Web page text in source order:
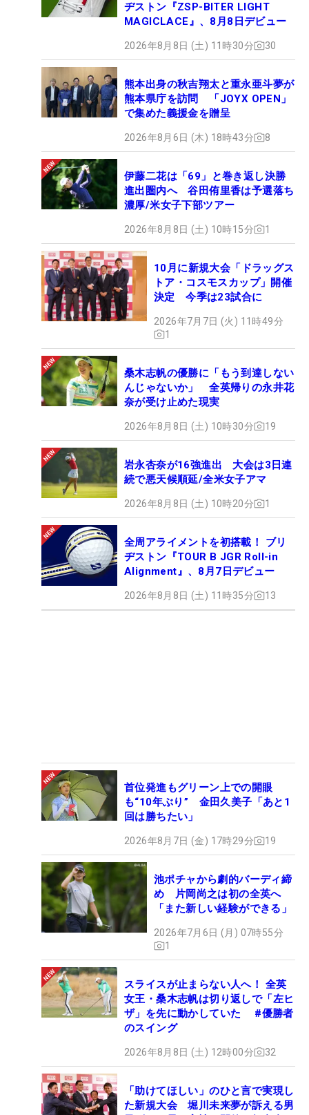
ヂストン『ZSP-BITER LIGHT
MAGICLACE』、8月8日デビュー
2026年8月8日 (土) 11時30分 30
熊本出身の秋吉翔太と重永亜斗夢が
熊本県庁を訪問 「JOYX OPEN」
で集めた義援金を贈呈
2026年8月6日 (木) 18時43分 8
伊藤二花は「69」と巻き返し決勝
進出圏内へ 谷田侑里香は予選落ち
濃厚/米女子下部ツアー
2026年8月8日 (土) 10時15分 1
10月に新規大会「ドラッグス
トア・コスモスカップ」開催
決定 今季は23試合に
2026年7月7日 (火) 11時49分
1
桑木志帆の優勝に「もう到達しない
んじゃないか」 全英帰りの永井花
奈が受け止めた現実
2026年8月8日 (土) 10時30分 19
岩永杏奈が16強進出 大会は3日連
続で悪天候順延/全米女子アマ
2026年8月8日 (土) 10時20分 1
全周アライメントを初搭載！ ブリ
ヂストン『TOUR B JGR Roll-in
Alignment』、8月7日デビュー
2026年8月8日 (土) 11時35分 13
首位発進もグリーン上での開眼
も“10年ぶり” 金田久美子「あと1
回は勝ちたい」
2026年8月7日 (金) 17時29分 19
池ポチャから劇的バーディ締
め 片岡尚之は初の全英へ
「また新しい経験ができる」
2026年7月6日 (月) 07時55分
1
スライスが止まらない人へ！ 全英
女王・桑木志帆は切り返しで「左ヒ
ザ」を先に動かしていた #優勝者
のスイング
2026年8月8日 (土) 12時00分 32
「助けてほしい」のひと言で実現し
た新規大会 堀川未来夢が訴える男